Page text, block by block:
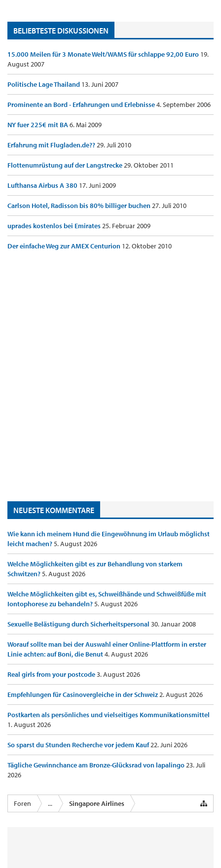
BELIEBTESTE DISKUSSIONEN
15.000 Meilen für 3 Monate Welt/WAMS für schlappe 92,00 Euro 19.
August 2007
Politische Lage Thailand 13. Juni 2007
Prominente an Bord - Erfahrungen und Erlebnisse4. September 2006
NY fuer 225€ mit BA6. Mai 2009
Erfahrung mit Flugladen.de??29. Juli 2010
Flottenumrüstung auf der Langstrecke29. Oktober 2011
Lufthansa Airbus A 380 17. Juni 2009
Carlson Hotel, Radisson bis 80% billiger buchen27. Juli 2010
uprades kostenlos bei Emirates25. Februar 2009
Der einfache Weg zur AMEX Centurion 12. Oktober 2010
NEUESTE KOMMENTARE
Wie kann ich meinem Hund die Eingewöhnung im Urlaub möglichst
leicht machen?5. August 2026
Welche Möglichkeiten gibt es zur Behandlung von starkem
Schwitzen?5. August 2026
Welche Möglichkeiten gibt es, Schweißhände und Schweißfüße mit
Iontophorese zu behandeln?5. August 2026
Sexuelle Belästigung durch Sicherheitspersonal 30. Januar 2008
Worauf sollte man bei der Auswahl einer Online-Plattform in erster
Linie achten: auf Boni, die Benut4. August 2026
Real girls from your postcode3. August 2026
Empfehlungen für Casinovergleiche in der Schweiz2. August 2026
Postkarten als persönliches und vielseitiges Kommunikationsmittel
1. August 2026
So sparst du Stunden Recherche vor jedem Kauf22. Juni 2026
Tägliche Gewinnchance am Bronze-Glücksrad von lapalingo23. Juli
2026
Foren ... Singapore Airlines